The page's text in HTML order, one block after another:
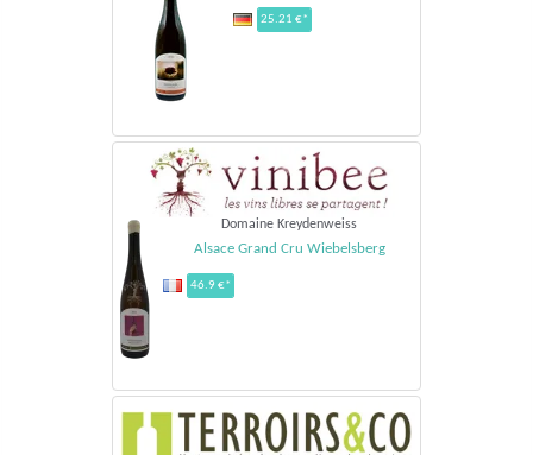
25.21 €*
Domaine Kreydenweiss
Alsace Grand Cru Wiebelsberg
46.9 €*